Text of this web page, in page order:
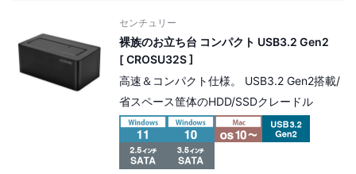
センチュリー
裸族のお立ち台 コンパクト USB3.2 Gen2
[ CROSU32S ]
高速＆コンパクト仕様。 USB3.2 Gen2搭載/
省スペース筐体のHDD/SSDクレードル